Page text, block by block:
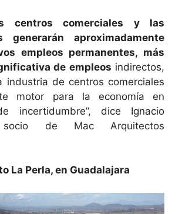
centros comerciales y las
generarán aproximadamente
empleos permanentes, más
de empleos indirectos,
industria de centros comerciales
motor para la economía en
incertidumbre”, dice Ignacio
socio de Mac Arquitectos
La Perla, en Guadalajara